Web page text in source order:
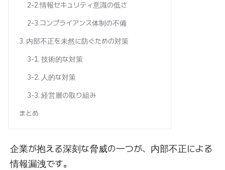
2-2.情報セキュリティ意識の低さ
2-3.コンプライアンス体制の不備
3. 内部不正を未然に防ぐための対策
3-1. 技術的な対策
3-2. 人的な対策
3-3. 経営層の取り組み
まとめ
企業が抱える深刻な脅威の一つが、内部不正による
情報漏洩です。